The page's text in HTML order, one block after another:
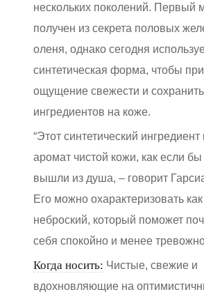
нескольких поколений. Первый
получен из секрета половых
оленя, однако сегодня
синтетическая форма, чтобы
ощущение свежести и сохранить
ингредиентов на коже.
“Этот синтетический ингредиент
аромат чистой кожи, как если
вышли из душа, – говорит
Его можно охарактеризовать как
неброский, который поможет
себя спокойно и менее
Когда носить: Чистые, свежие и
вдохновляющие на